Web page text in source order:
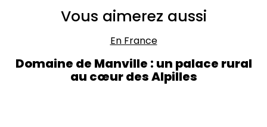
Vous aimerez aussi
En France
Domaine de Manville : un palace rural
au cœur des Alpilles